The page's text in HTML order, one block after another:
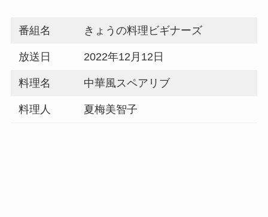
番組名 きょうの料理ビギナーズ
放送日 2022年12月12日
料理名 中華風スペアリブ
料理人 夏梅美智子